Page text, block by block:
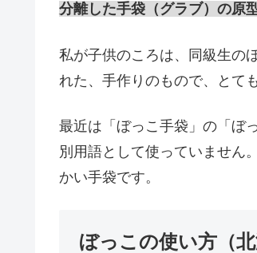
分離した手袋（グラブ）の原
私が子供のころは、同級生の
れた、手作りのもので、とて
最近は「ぼっこ手袋」の「ぼ
別用語として使っていません
かい手袋です。
ぼっこの使い方（北